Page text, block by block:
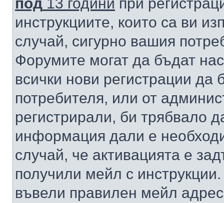
инструкциите, които са ви
случай, сигурно вашия
Форумите могат да бъдат
всички нови регистрации да
потребителя, или от
регистрирали, би трябвало
информация дали е
случай, че активацията е
получили мейл с
въвели правилен мейл